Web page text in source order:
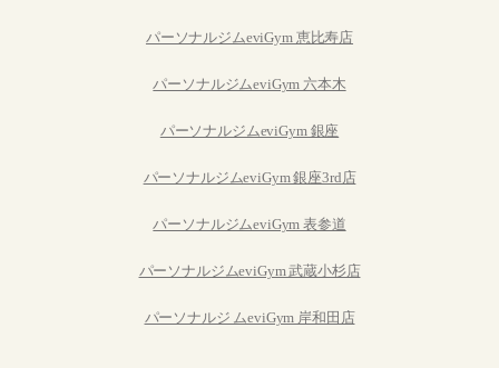
パーソナルジムeviGym 恵比寿店
パーソナルジムeviGym 六本木
パーソナルジムeviGym 銀座
パーソナルジムeviGym 銀座3rd店
パーソナルジムeviGym 表参道
パーソナルジムeviGym 武蔵小杉店
パーソナルジ ムeviGym 岸和田店